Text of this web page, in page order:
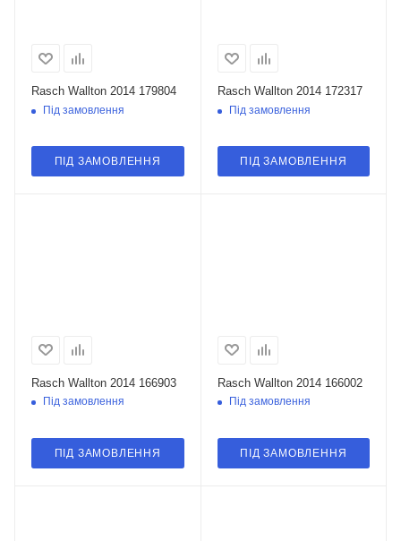
Rasch Wallton 2014 179804
Під замовлення
ПІД ЗАМОВЛЕННЯ
Rasch Wallton 2014 172317
Під замовлення
ПІД ЗАМОВЛЕННЯ
Rasch Wallton 2014 166903
Під замовлення
ПІД ЗАМОВЛЕННЯ
Rasch Wallton 2014 166002
Під замовлення
ПІД ЗАМОВЛЕННЯ